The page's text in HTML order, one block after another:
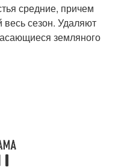
средние, причем
весь сезон. Удаляют
земляного